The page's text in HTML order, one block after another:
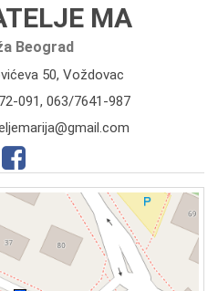
MA
Beograd
50, Voždovac
091, 063/7641-987